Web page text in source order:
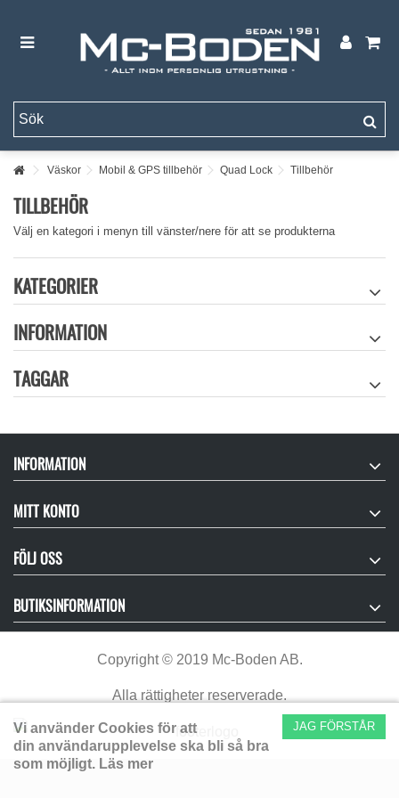
Väskor Mobil & GPS tillbehör Quad Lock Tillbehör
TILLBEHÖR
Välj en kategori i menyn till vänster/nere för att se produkterna
KATEGORIER
INFORMATION
TAGGAR
INFORMATION
MITT KONTO
FÖLJ OSS
BUTIKSINFORMATION
Copyright©2019 Mc-Boden AB.
Alla rättigheter reserverade.
JAG FÖRSTÅR
Vi använder Cookies för att
din användarupplevelse ska bli så bra
som möjligt. Läs mer